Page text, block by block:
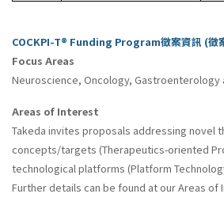
COCKPI-T® Funding Program徵案資訊 (徵
Focus Areas
Neuroscience, Oncology, Gastroenterology
Areas of Interest
Takeda invites proposals addressing novel
concepts/targets (Therapeutics-oriented
technological platforms (Platform
Further details can be found at our Areas of